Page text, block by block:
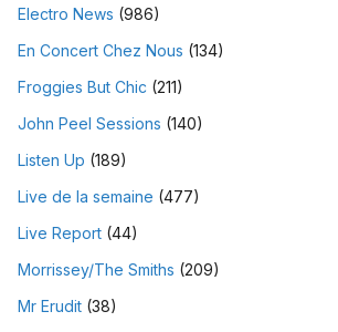
Electro News (986)
En Concert Chez Nous (134)
Froggies But Chic (211)
John Peel Sessions (140)
Listen Up (189)
Live de la semaine (477)
Live Report (44)
Morrissey/The Smiths (209)
Mr Erudit (38)